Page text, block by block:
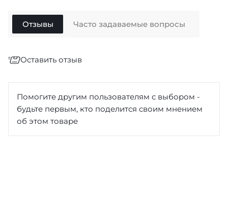
Отзывы
Оставить отзыв
Помогите другим пользователям с выбором -
будьте первым, кто поделится своим мнением
об этом товаре
Часто задаваемые вопросы